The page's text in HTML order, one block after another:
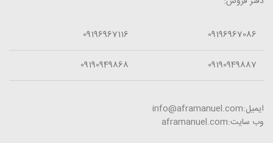
09196967086
09196967116
09190949887
09190949868
ایمیل:info@aframanuel.com
وب سایت:aframanuel.com